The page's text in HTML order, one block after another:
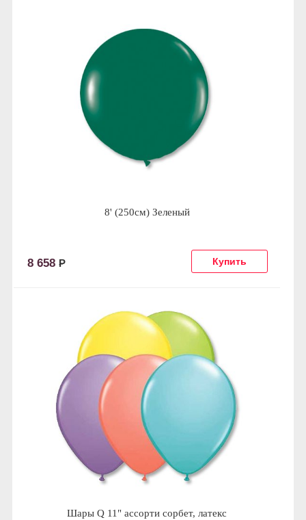
8' (250см) Зеленый
8 658 Р
Шары Q 11" ассорти сорбет, латекс